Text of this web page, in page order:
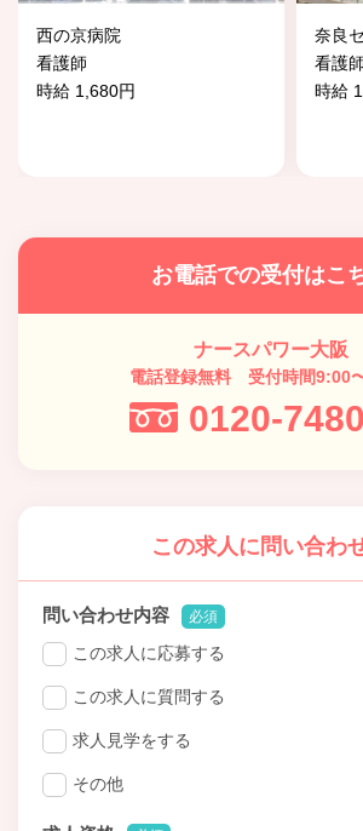
西の京病院
看護師
時給 1,680円
奈良
看護師
時給
お電話での受付はこ
ナースパワー大阪
電話登録無料 受付時間9:00
0120-
この求人に問い合わ
問い合わせ内容 必須
この求人に応募する
この求人に質問する
求人見学をする
その他